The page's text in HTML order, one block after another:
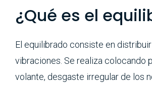
¿Qué es el
El equilibrado consiste en
vibraciones. Se realiza colocando
volante, desgaste irregular de los